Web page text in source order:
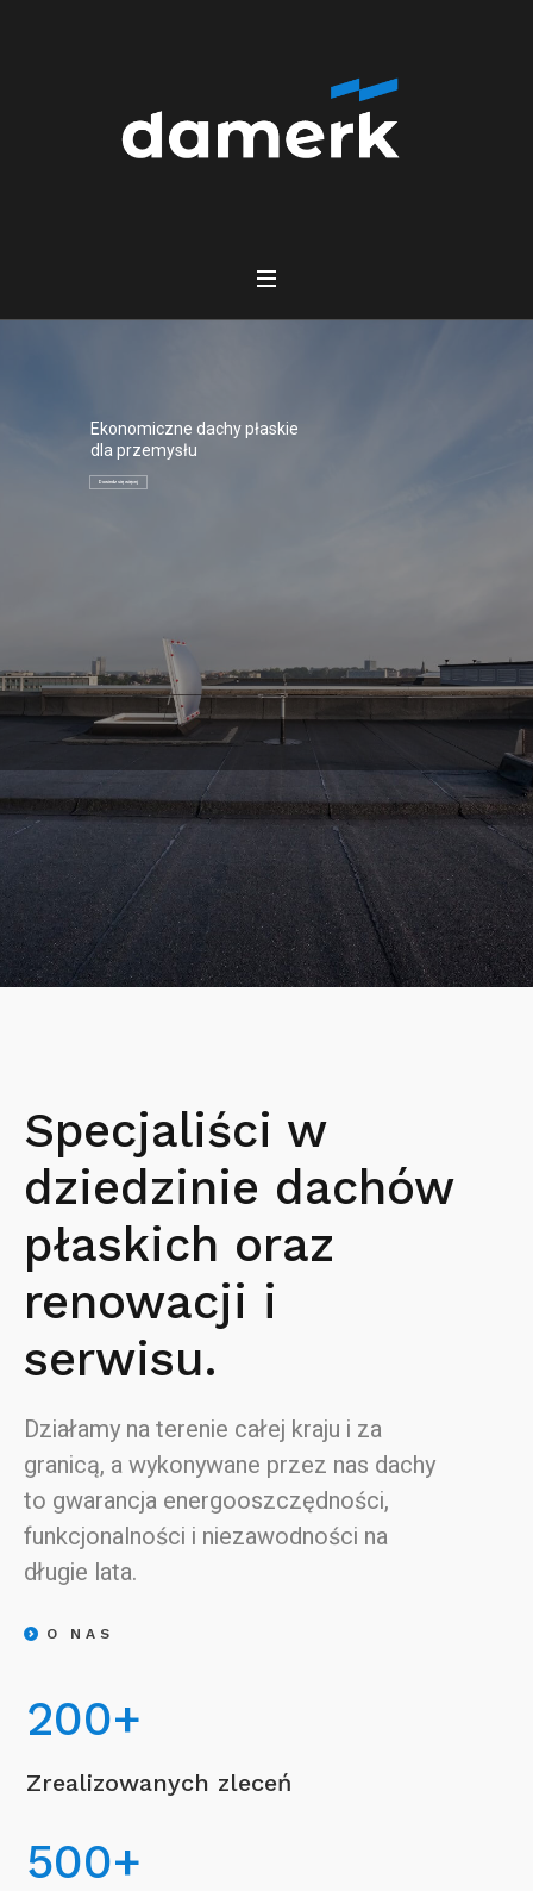
Ekonomiczne dachy płaskie
dla przemysłu
Dowiedz się więcej
Specjaliści w
dziedzinie dachów
płaskich oraz
renowacji i
serwisu.
Działamy na terenie całej kraju i za
granicą, a wykonywane przez nas dachy
to gwarancja energooszczędności,
funkcjonalności i niezawodności na
długie lata.
O NAS
200+
Zrealizowanych zleceń
500+